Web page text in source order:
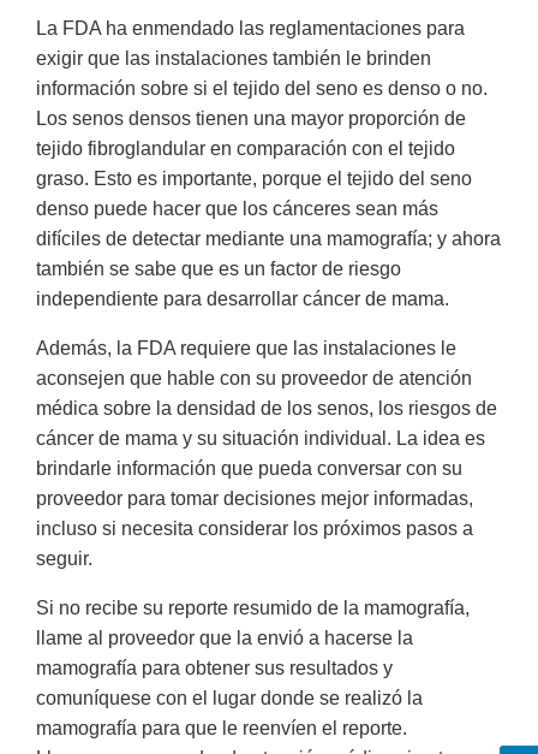
La FDA ha enmendado las reglamentaciones para
exigir que las instalaciones también le brinden
información sobre si el tejido del seno es denso o no.
Los senos densos tienen una mayor proporción de
tejido fibroglandular en comparación con el tejido
graso. Esto es importante, porque el tejido del seno
denso puede hacer que los cánceres sean más
difíciles de detectar mediante una mamografía; y ahora
también se sabe que es un factor de riesgo
independiente para desarrollar cáncer de mama.
Además, la FDA requiere que las instalaciones le
aconsejen que hable con su proveedor de atención
médica sobre la densidad de los senos, los riesgos de
cáncer de mama y su situación individual. La idea es
brindarle información que pueda conversar con su
proveedor para tomar decisiones mejor informadas,
incluso si necesita considerar los próximos pasos a
seguir.
Si no recibe su reporte resumido de la mamografía,
llame al proveedor que la envió a hacerse la
mamografía para obtener sus resultados y
comuníquese con el lugar donde se realizó la
mamografía para que le reenvíen el reporte.